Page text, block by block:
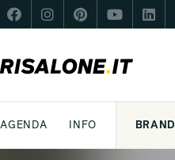
AGENDA INFO BRAND